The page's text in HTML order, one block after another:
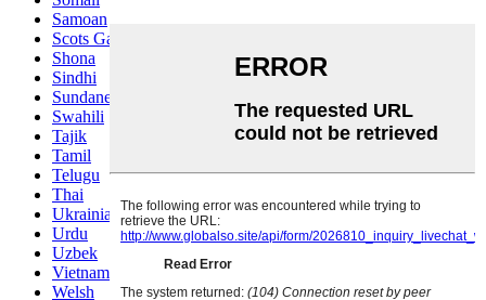
Samoan
Scots Gaelic
Shona
Sindhi
Sundanese
Swahili
Tajik
Tamil
Telugu
Thai
Ukrainian
Urdu
Uzbek
Vietnamese
Welsh